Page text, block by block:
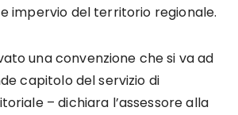
impervio del territorio regionale.
una convenzione che si va ad
capitolo del servizio di
– dichiara l’assessore alla